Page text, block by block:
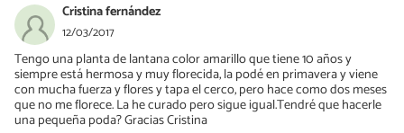
Cristina fernández
12/03/2017
Tengo una planta de lantana color amarillo que tiene 10 años y
siempre está hermosa y muy florecida, la podé en primavera y viene
con mucha fuerza y flores y tapa el cerco, pero hace como dos meses
que no me florece. La he curado pero sigue igual.Tendré que hacerle
una pequeña poda? Gracias Cristina